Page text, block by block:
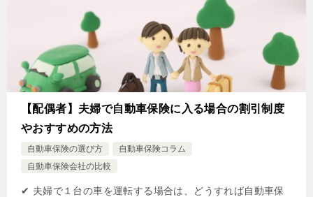
【配偶者】夫婦で自動車保険に入る場合の割引制度
やおすすめの方法
自動車保険の選び方
自動車保険コラム
自動車保険会社の比較
✔ 夫婦で１台の車を運転する場合は、どうすれば自動車保